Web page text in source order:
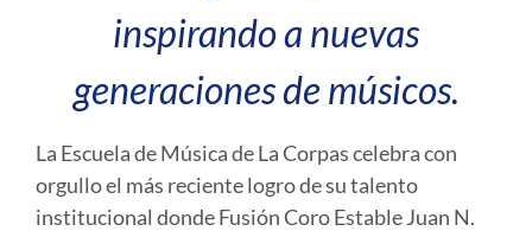
inspirando a nuevas
generaciones de músicos.
La Escuela de Música de La Corpas celebra con
orgullo el más reciente logro de su talento
institucional donde Fusión Coro Estable Juan N.